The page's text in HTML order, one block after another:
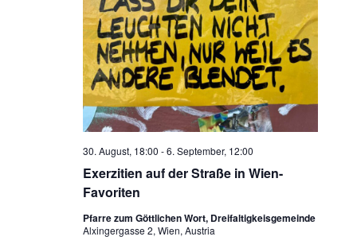
Exerzitien auf der Straße in Wien-
Favoriten
30. August, 18:00 -6. September, 12:00
Pfarre zum Göttlichen Wort, Dreifaltigkeisgemeinde
Alxingergasse 2, Wien, Austria